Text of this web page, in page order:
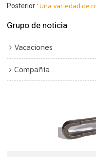
Posterior Una variedad de
Grupo de noticia
Vacaciones
Compañía